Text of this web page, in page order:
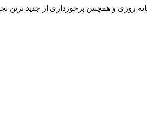
روزی و همچنین برخورداری از جدید ترین